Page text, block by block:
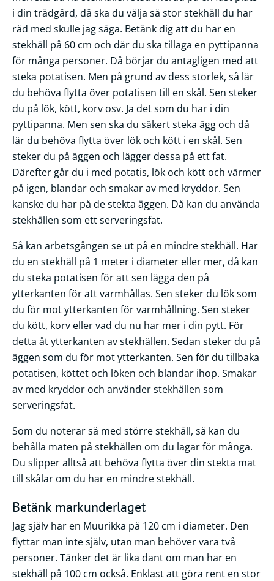
i din trädgård, då ska du välja så stor stekhäll du har
råd med skulle jag säga. Betänk dig att du har en
stekhäll på 60 cm och där du ska tillaga en pyttipanna
för många personer. Då börjar du antagligen med att
steka potatisen. Men på grund av dess storlek, så lär
du behöva flytta över potatisen till en skål. Sen steker
du på lök, kött, korv osv. Ja det som du har i din
pyttipanna. Men sen ska du säkert steka ägg och då
lär du behöva flytta över lök och kött i en skål. Sen
steker du på äggen och lägger dessa på ett fat.
Därefter går du i med potatis, lök och kött och värmer
på igen, blandar och smakar av med kryddor. Sen
kanske du har på de stekta äggen. Då kan du använda
stekhällen som ett serveringsfat.
Så kan arbetsgången se ut på en mindre stekhäll. Har
du en stekhäll på 1 meter i diameter eller mer, då kan
du steka potatisen för att sen lägga den på
ytterkanten för att varmhållas. Sen steker du lök som
du för mot ytterkanten för varmhållning. Sen steker
du kött, korv eller vad du nu har mer i din pytt. För
detta åt ytterkanten av stekhällen. Sedan steker du på
äggen som du för mot ytterkanten. Sen för du tillbaka
potatisen, köttet och löken och blandar ihop. Smakar
av med kryddor och använder stekhällen som
serveringsfat.
Som du noterar så med större stekhäll, så kan du
behålla maten på stekhällen om du lagar för många.
Du slipper alltså att behöva flytta över din stekta mat
till skålar om du har en mindre stekhäll.
Betänk markunderlaget
Jag själv har en Muurikka på 120 cm i diameter. Den
flyttar man inte själv, utan man behöver vara två
personer. Tänker det är lika dant om man har en
stekhäll på 100 cm också. Enklast att göra rent en stor